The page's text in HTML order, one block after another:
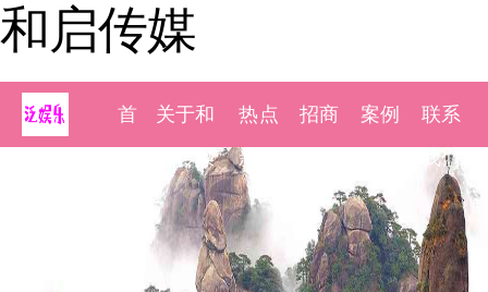
和启传媒
首
关于和
启传媒
热点
新闻
招商
案例
联系
我们